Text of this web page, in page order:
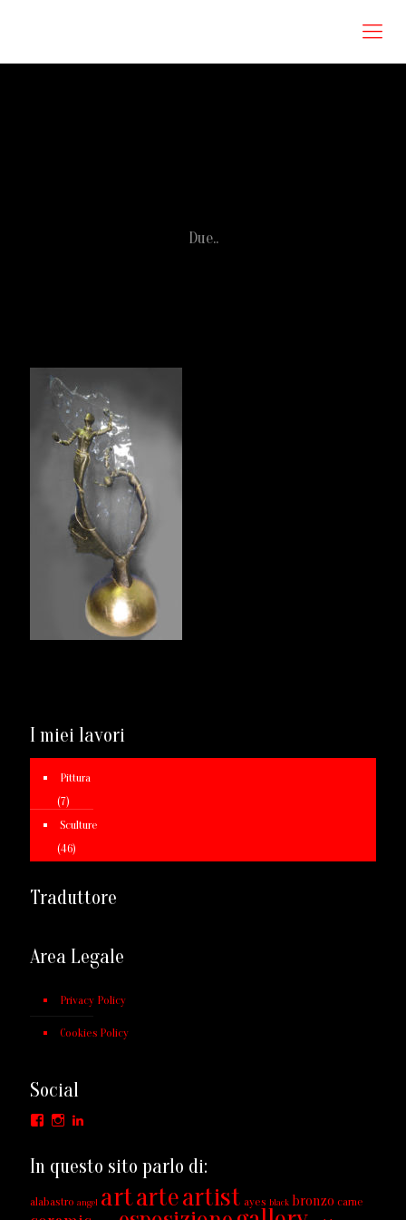
Due..
I miei lavori
Pittura
(7)
Sculture
(46)
Traduttore
Area Legale
Privacy Policy
Cookies Policy
Social
Facebook
Instagram
In questo sito parlo di:
alabastro angel artarteartist ayes black bronzo carne